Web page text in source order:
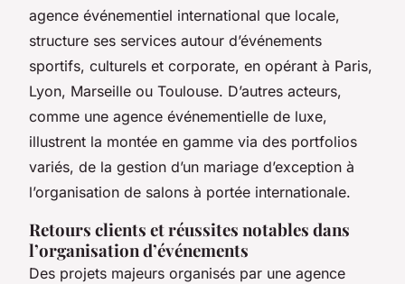
agence événementiel international que locale,
structure ses services autour d’événements
sportifs, culturels et corporate, en opérant à Paris,
Lyon, Marseille ou Toulouse. D’autres acteurs,
comme une agence événementielle de luxe,
illustrent la montée en gamme via des portfolios
variés, de la gestion d’un mariage d’exception à
l’organisation de salons à portée internationale.
Retours clients et réussites notables dans
l’organisation d’événements
Des projets majeurs organisés par une agence